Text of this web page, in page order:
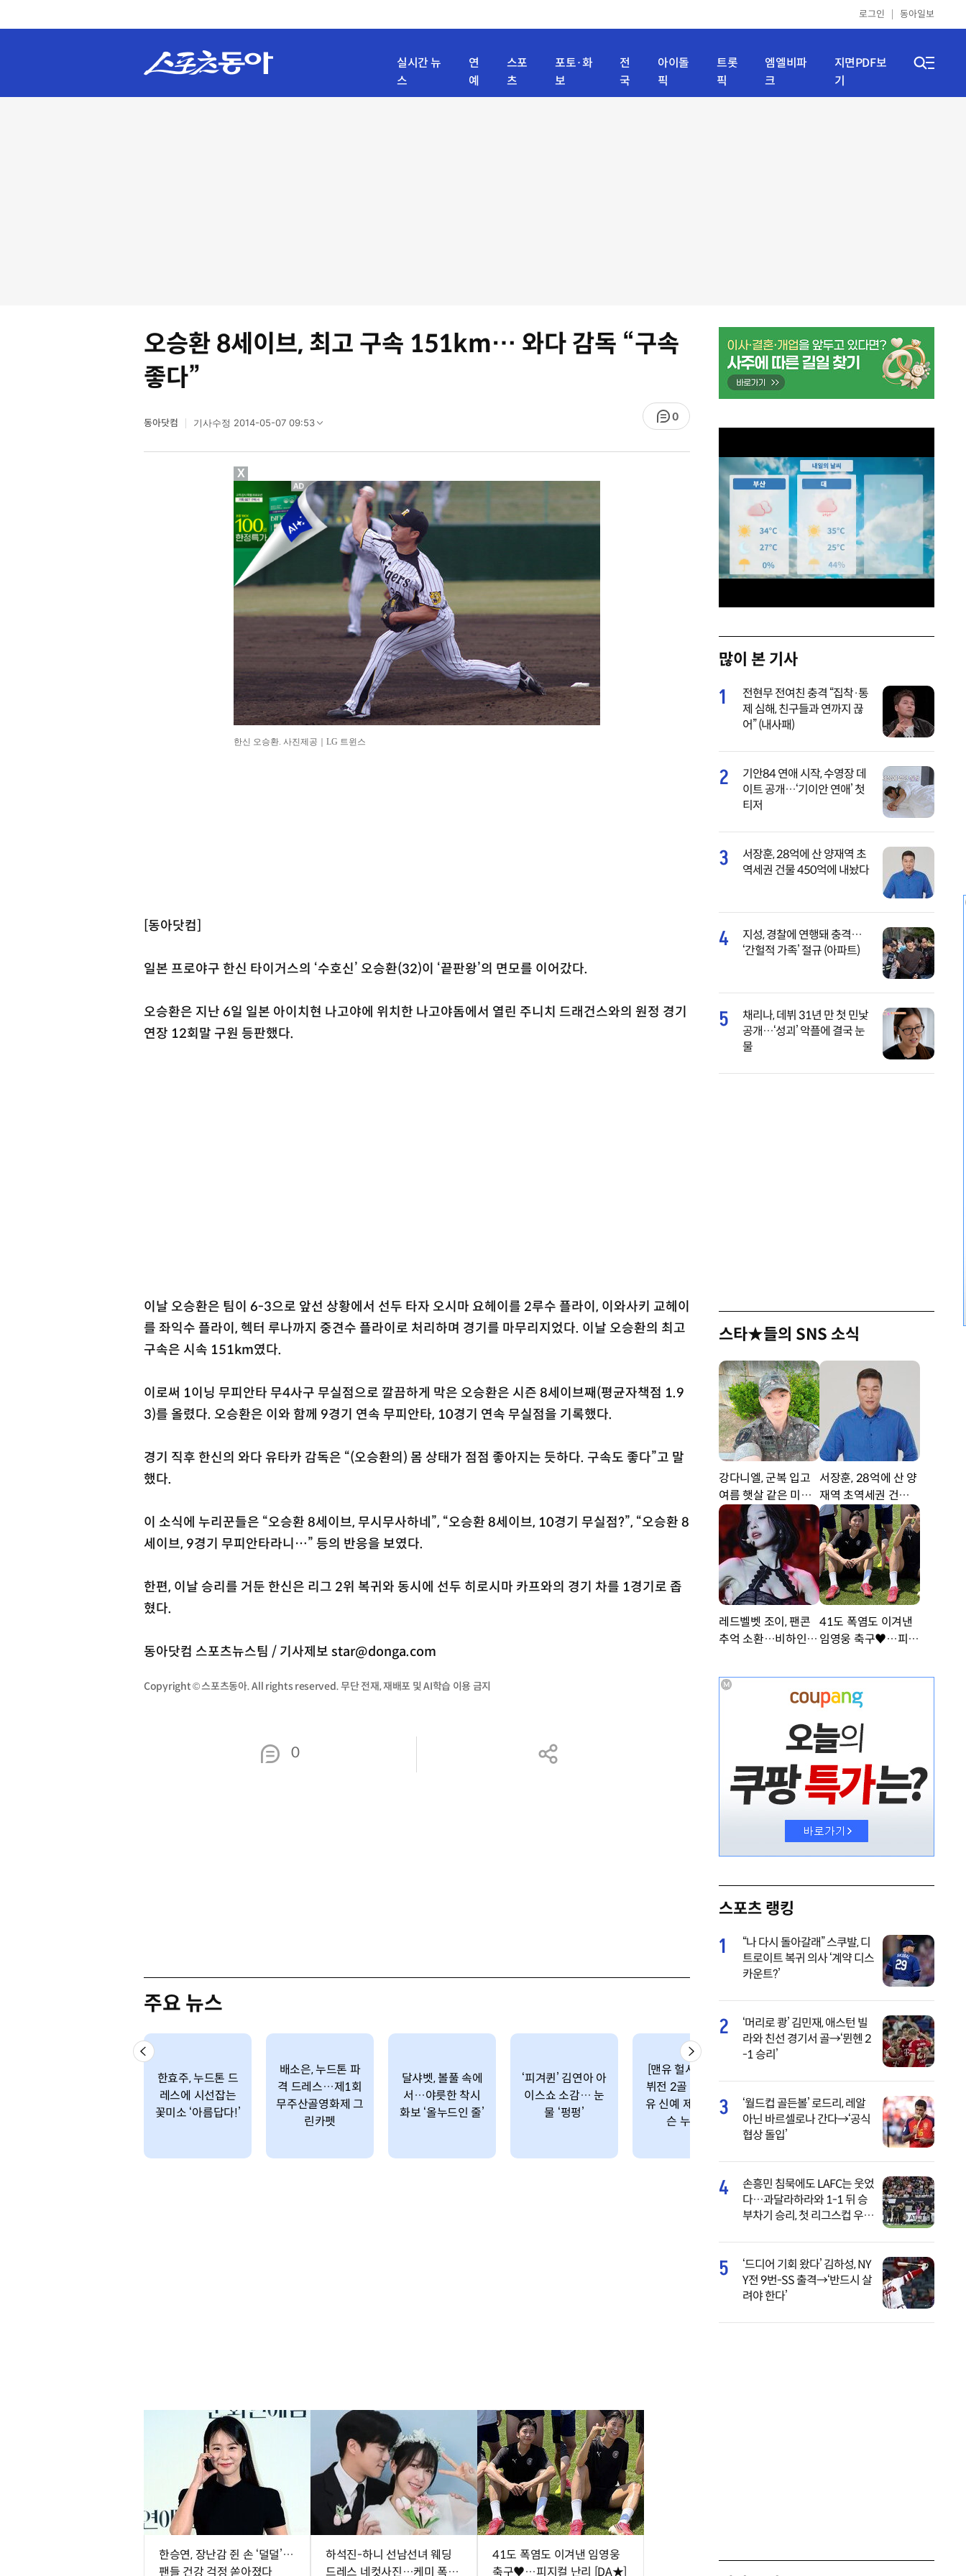
로그인 동아일보
실시간 뉴
스
연
예
스포
츠
포토·화
보
전
국
아이돌
픽
트롯
픽
엠엘비파
크
지면PDF보
기
오승환 8세이브, 최고 구속 151km… 와다 감독 “구속
좋다”
동아닷컴 기사수정 2014-05-07 09:53
0
한신 오승환. 사진제공｜LG 트윈스
[동아닷컴]
일본 프로야구 한신 타이거스의 ‘수호신’ 오승환(32)이 ‘끝판왕’의 면모를 이어갔다.
오승환은 지난 6일 일본 아이치현 나고야에 위치한 나고야돔에서 열린 주니치 드래건스와의 원정 경기
연장 12회말 구원 등판했다.
이날 오승환은 팀이 6-3으로 앞선 상황에서 선두 타자 오시마 요헤이를 2루수 플라이, 이와사키 교헤이
를 좌익수 플라이, 헥터 루나까지 중견수 플라이로 처리하며 경기를 마무리지었다. 이날 오승환의 최고
구속은 시속 151km였다.
이로써 1이닝 무피안타 무4사구 무실점으로 깔끔하게 막은 오승환은 시즌 8세이브째(평균자책점 1.9
3)를 올렸다. 오승환은 이와 함께 9경기 연속 무피안타, 10경기 연속 무실점을 기록했다.
경기 직후 한신의 와다 유타카 감독은 “(오승환의) 몸 상태가 점점 좋아지는 듯하다. 구속도 좋다”고 말
했다.
이 소식에 누리꾼들은 “오승환 8세이브, 무시무사하네”, “오승환 8세이브, 10경기 무실점?”, “오승환 8
세이브, 9경기 무피안타라니…” 등의 반응을 보였다.
한편, 이날 승리를 거둔 한신은 리그 2위 복귀와 동시에 선두 히로시마 카프와의 경기 차를 1경기로 좁
혔다.
동아닷컴 스포츠뉴스팀 / 기사제보 star@donga.com
Copyright © 스포츠동아. All rights reserved. 무단 전재, 재배포 및 AI학습 이용 금지
0
주요 뉴스
한효주, 누드톤 드
레스에 시선잡는
꽃미소 ‘아름답다!’
배소은, 누드톤 파
격 드레스…제1회
무주산골영화제 그
린카펫
달샤벳, 볼풀 속에
서…야릇한 착시
화보 ‘올누드인 줄’
‘피겨퀸’ 김연아 아
이스쇼 소감… 눈
물 ‘펑펑’
[맨유 헐시티] ‘데
뷔전 2골 폭발’ 맨
유 신예 제임스 윌
슨 누구?
속 무피안타, 노히
트노런 달성”
한승연, 장난감 쥔 손 ‘덜덜’…
팬들 건강 걱정 쏟아졌다
하석진-하니 선남선녀 웨딩
드레스 네컷사진…케미 폭발
41도 폭염도 이겨낸 임영웅
축구♥…피지컬 난리 [DA★]
많이 본 기사
1
전현무 전여친 충격 “집착·통
제 심해, 친구들과 연까지 끊
어” (내사패)
2
기안84 연애 시작, 수영장 데
이트 공개…‘기이안 연애’ 첫
티저
3
서장훈, 28억에 산 양재역 초
역세권 건물 450억에 내놨다
4
지성, 경찰에 연행돼 충격…
‘간헐적 가족’ 절규 (아파트)
5
채리나, 데뷔 31년 만 첫 민낯
공개…‘성괴’ 악플에 결국 눈
물
스타★들의 SNS 소식
강다니엘, 군복 입고
여름 햇살 같은 미소
‘잘생겼어’ [DA★]
서장훈, 28억에 산 양
재역 초역세권 건물 4
50억에 내놨다
레드벨벳 조이, 팬콘
추억 소환…비하인드
41도 폭염도 이겨낸
임영웅 축구♥…피지
스포츠 랭킹
1
“나 다시 돌아갈래” 스쿠발, 디
트로이트 복귀 의사 ‘계약 디스
카운트?’
2
‘머리로 쾅’ 김민재, 애스턴 빌
라와 친선 경기서 골→‘뮌헨 2
-1 승리’
3
‘월드컵 골든볼’ 로드리, 레알
아닌 바르셀로나 간다→‘공식
협상 돌입’
4
손흥민 침묵에도 LAFC는 웃었
다…과달라하라와 1-1 뒤 승
부차기 승리, 첫 리그스컵 우승
5
‘드디어 기회 왔다’ 김하성, NY
Y전 9번-SS 출격→‘반드시 살
려야 한다’
X